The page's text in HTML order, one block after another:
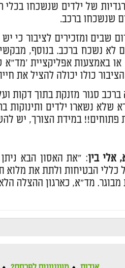
של ילדים שנשכחו בכלי
שנשכחו ברכב.
שבים ומזכירים לציבור כי
לא נשכח ברכב. בנוסף,
החירום 101 או באמצעות
כולו יכולה להציל את
סגור מזנקת בתוך דקות
שלא נשארו ילדים ותינוקות
פתוחים!! במידת הצורך, יש
אלי בין: ״את האסון הבא
כללי הבטיחות ולתת את מלוא
מד"א, כארגון ההצלה